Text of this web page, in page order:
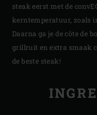
steak eerst met de
kerntemperatuur, zoals
Daarna ga je de côte de
grillruit en extra smaak
de beste steak!